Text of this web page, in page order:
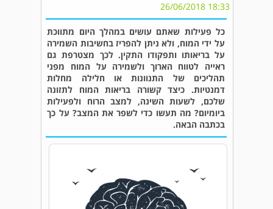
18:33 26/06/2018
כל פעילות שאתם עושים במהלך היום מתווכת
על ידי המוח, ולא ניתן להפריז בחשיבות השמירה
על בריאותו ותפקודו התקין. לכך מצטרפת גם
ראייה לטווח הארוך ולשמירה על המוח מפני
תהליכים של התנוונות או חלילה מחלות
דמנטיות. כיצד קשורה בריאות המוח לתזונה
שלכם, לשעות השינה, למצב הרוח ולפעילות
ביומיום? מה תעשו כדי לשפר את המצב? על כך
בכתבה הבאה.